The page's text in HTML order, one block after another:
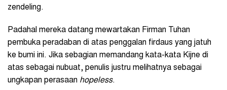
zendeling.
Padahal mereka datang mewartakan Firman Tuhan
pembuka peradaban di atas penggalan firdaus yang jatuh
ke bumi ini. Jika sebagian memandang kata-kata Kijne di
atas sebagai nubuat, penulis justru melihatnya sebagai
ungkapan perasaan hopeless.